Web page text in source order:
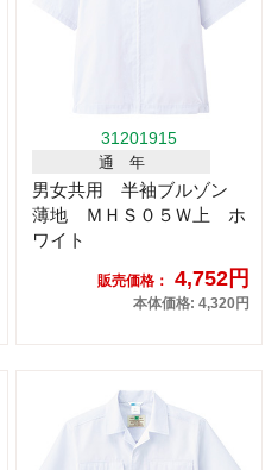
31201915
通 年
男女共用 半袖ブルゾン
薄地 ＭＨＳ０５Ｗ上 ホ
ワイト
販売価格： 4,752円
本体価格: 4,320円